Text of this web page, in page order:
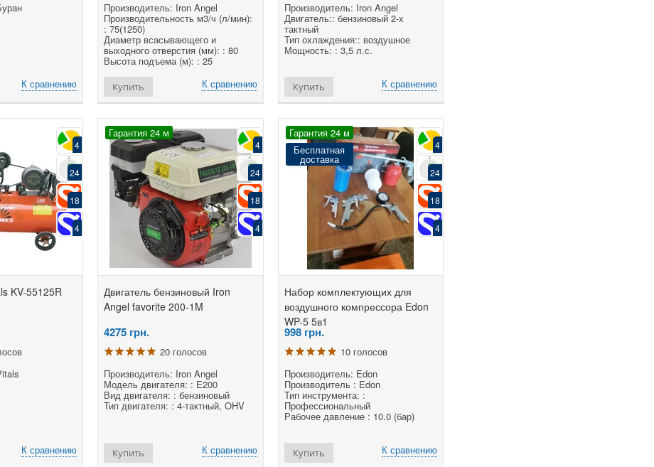
К сравнению
Производитель: Iron Angel
Производительность м3/ч (л/мин):
: 75(1250)
Диаметр всасывающего и
выходного отверстия (мм): : 80
Высота подъема (м): : 25
К сравнению
Купить
Производитель: Iron Angel
Двигатель:: бензиновый 2-х
тактный
Тип охлаждения:: воздушное
Мощность: : 3,5 л.с.
К сравнению
Купить
4
24
18
4
KV-55125R
К сравнению
Гарантия 24 м
4
24
18
4
Двигатель бензиновый Iron
Angel favorite 200-1M
4275 грн.
20 голосов
Производитель: Iron Angel
Модель двигателя: : E200
Вид двигателя: : бензиновый
Тип двигателя: : 4-тактный, OHV
К сравнению
Купить
Гарантия 24 м
Бесплатная
доставка
4
24
18
4
Набор комплектующих для
воздушного компрессора Edon
WP-5 5в1
998 грн.
10 голосов
Производитель: Edon
Производитель : Edon
Тип инструмента: :
Профессиональный
Рабочее давление : 10.0 (бар)
К сравнению
Купить